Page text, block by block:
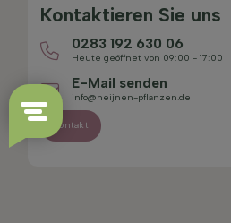
Kontaktieren Sie uns
0283 192 630 06
Heute geöffnet von 09:00 - 17:00
E-Mail senden
info@heijnen-pflanzen.de
Kontakt